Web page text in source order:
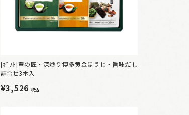
[ｷﾞﾌﾄ]翠の匠・深炒り博多黄金ほうじ・旨味だし
詰合せ3本入
¥3,526 税込